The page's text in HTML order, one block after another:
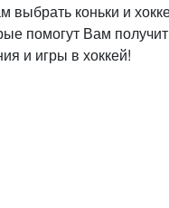
коньки и
помогут Вам
и игры в хоккей!